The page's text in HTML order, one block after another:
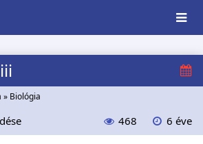
» Biológia
468 6 éve